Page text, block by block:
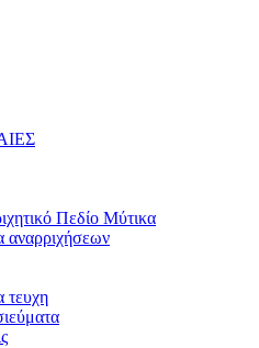
Πεδίο Μύτικα
αναρριχήσεων
τευχη